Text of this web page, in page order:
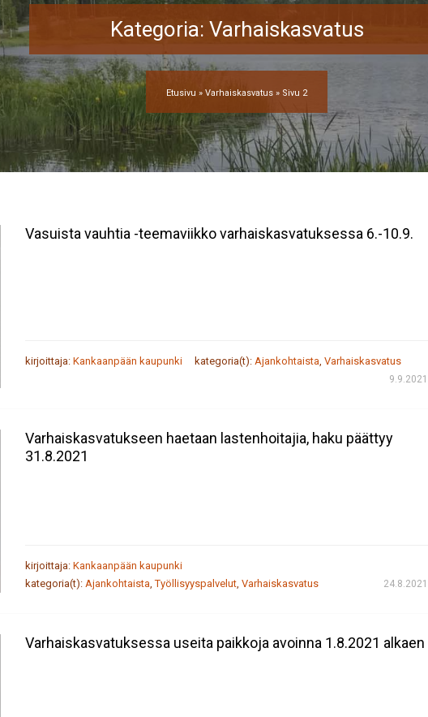
Kategoria: Varhaiskasvatus
Etusivu » Varhaiskasvatus » Sivu 2
Vasuista vauhtia -teemaviikko varhaiskasvatuksessa 6.-10.9.
kirjoittaja: Kankaanpään kaupunki kategoria(t): Ajankohtaista Varhaiskasvatus
9.9.2021
Varhaiskasvatukseen haetaan lastenhoitajia, haku päättyy
31.8.2021
kirjoittaja: Kankaanpään kaupunki
kategoria(t): Ajankohtaista ,Työllisyyspalvelut, Varhaiskasvatus 24.8.2021
Varhaiskasvatuksessa useita paikkoja avoinna 1.8.2021 alkaen